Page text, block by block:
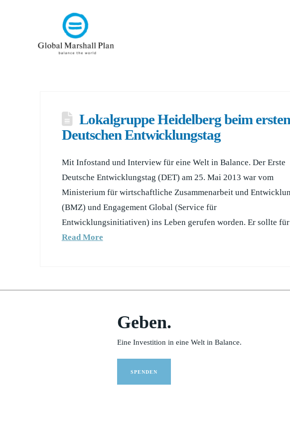
Lokalgruppe Heidelberg beim ersten
Deutschen Entwicklungstag
Mit Infostand und Interview für eine Welt in Balance. Der Erste
Deutsche Entwicklungstag (DET) am 25. Mai 2013 war vom
Ministerium für wirtschaftliche Zusammenarbeit und
(BMZ) und Engagement Global (Service für
Entwicklungsinitiativen) ins Leben gerufen worden. Er sollte
Read More
Geben.
Eine Investition in eine Welt in Balance.
SPENDEN